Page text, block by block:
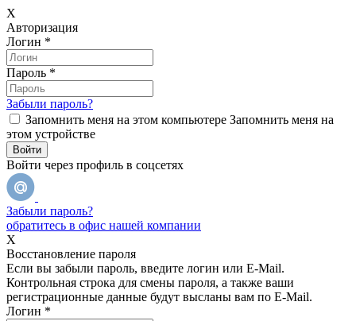
X
Авторизация
Логин *
Пароль *
Забыли пароль?
Запомнить меня на этом компьютере Запомнить меня на
этом устройстве
Войти через профиль в соцсетях
Забыли пароль?
обратитесь в офис нашей компании
X
Восстановление пароля
Если вы забыли пароль, введите логин или E-Mail.
Контрольная строка для смены пароля, а также ваши
регистрационные данные будут высланы вам по E-Mail.
Логин *